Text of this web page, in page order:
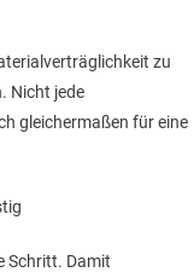
zu
Nicht jede
gleichermaßen für eine
Schritt. Damit